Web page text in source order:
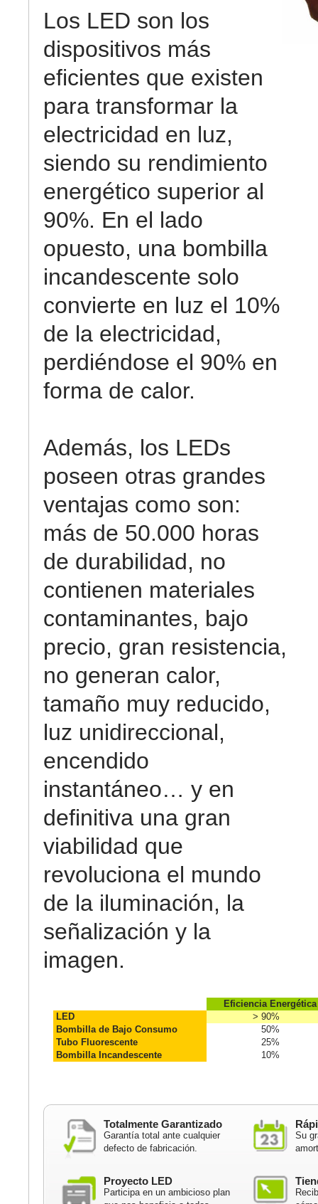
Los LED son los
dispositivos más
eficientes que existen
para transformar la
electricidad en luz,
siendo su rendimiento
energético superior al
90%. En el lado
opuesto, una bombilla
incandescente solo
convierte en luz el 10%
de la electricidad,
perdiéndose el 90% en
forma de calor.
Además, los LEDs
poseen otras grandes
ventajas como son:
más de 50.000 horas
de durabilidad, no
contienen materiales
contaminantes, bajo
precio, gran resistencia,
no generan calor,
tamaño muy reducido,
luz unidireccional,
encendido
instantáneo… y en
definitiva una gran
viabilidad que
revoluciona el mundo
de la iluminación, la
señalización y la
imagen.
Eficiencia Energética
LED
> 90%
Bombilla de Bajo Consumo
50%
Tubo Fluorescente
25%
Bombilla Incandescente
10%
Totalmente Garantizado
Garantía total ante cualquier
defecto de fabricación.
Su
Proyecto LED
Participa en un ambicioso plan